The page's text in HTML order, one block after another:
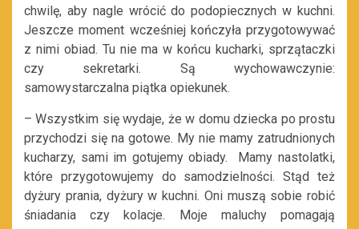
chwilę, aby nagle wrócić do podopiecznych w kuchni.
Jeszcze moment wcześniej kończyła przygotowywać
z nimi obiad. Tu nie ma w końcu kucharki, sprzątaczki
czy sekretarki. Są wychowawczynie:
samowystarczalna piątka opiekunek.
– Wszystkim się wydaje, że w domu dziecka po prostu
przychodzi się na gotowe. My nie mamy zatrudnionych
kucharzy, sami im gotujemy obiady. Mamy nastolatki,
które przygotowujemy do samodzielności. Stąd też
dyżury prania, dyżury w kuchni. Oni muszą sobie robić
śniadania czy kolacje. Moje maluchy pomagają